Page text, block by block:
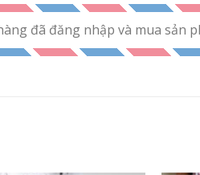
đã đăng nhập và mua sản